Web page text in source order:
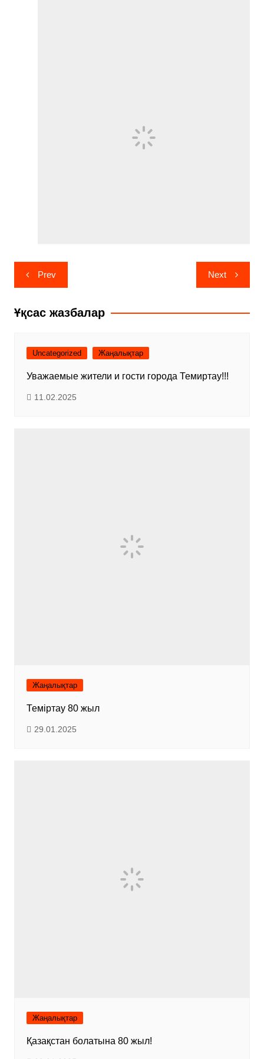
Навигация
по
записям
Prev Next
Ұқсас жазбалар
Uncategorized Жаңалықтар
Уважаемые жители и гости города Темиртау!!!
11.02.2025
Жаңалықтар
Теміртау 80 жыл
29.01.2025
Жаңалықтар
Қазақстан болатына 80 жыл!